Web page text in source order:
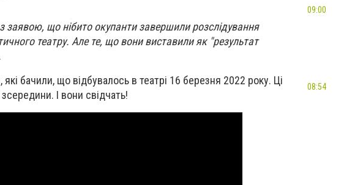
заявою, що нібито окупанти завершили розслідування
театру. Але те, що вони виставили як "результат
бачили, що відбувалось в театрі 16 березня 2022 року. Ці
І вони свідчать!
09:00
08:54